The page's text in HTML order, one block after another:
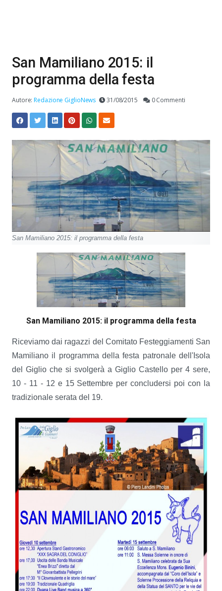
San Mamiliano 2015: il
programma della festa
Autore:Redazione GiglioNews 31/08/2015 0 Commenti
San Mamiliano 2015: il programma della festa
San Mamiliano 2015: il programma della festa
Riceviamo dai ragazzi del Comitato Festeggiamenti San
Mamiliano il programma della festa patronale dell'Isola
del Giglio che si svolgerà a Giglio Castello per 4 sere,
10 - 11 - 12 e 15 Settembre per concludersi poi con la
tradizionale serata del 19.